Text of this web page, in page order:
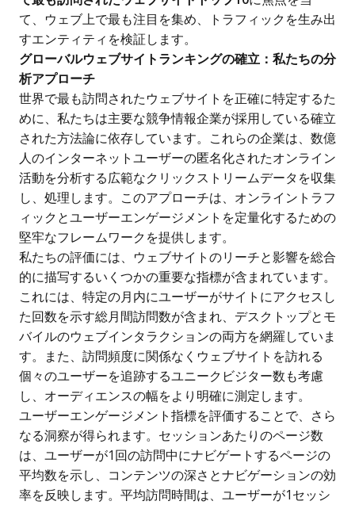
て、ウェブ上で最も注目を集め、トラフィックを生み出
すエンティティを検証します。
グローバルウェブサイトランキングの確立：私たちの分
析アプローチ
世界で最も訪問されたウェブサイトを正確に特定するた
めに、私たちは主要な競争情報企業が採用している確立
された方法論に依存しています。これらの企業は、数億
人のインターネットユーザーの匿名化されたオンライン
活動を分析する広範なクリックストリームデータを収集
し、処理します。このアプローチは、オンライントラフ
ィックとユーザーエンゲージメントを定量化するための
堅牢なフレームワークを提供します。
私たちの評価には、ウェブサイトのリーチと影響を総合
的に描写するいくつかの重要な指標が含まれています。
これには、特定の月内にユーザーがサイトにアクセスし
た回数を示す総月間訪問数が含まれ、デスクトップとモ
バイルのウェブインタラクションの両方を網羅していま
す。また、訪問頻度に関係なくウェブサイトを訪れる
個々のユーザーを追跡するユニークビジター数も考慮
し、オーディエンスの幅をより明確に測定します。
ユーザーエンゲージメント指標を評価することで、さら
なる洞察が得られます。セッションあたりのページ数
は、ユーザーが1回の訪問中にナビゲートするページの
平均数を示し、コンテンツの深さとナビゲーションの効
率を反映します。平均訪問時間は、ユーザーが1セッシ